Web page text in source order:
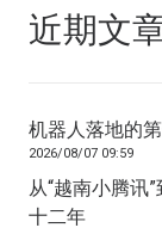
近期文
机器人落地的
2026/08/07 09:59
从“越南小腾讯
十二年